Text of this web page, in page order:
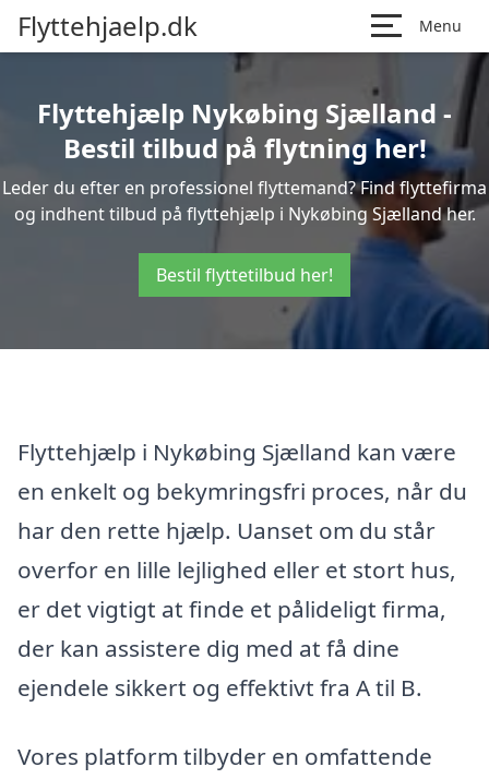
Flyttehjaelp.dk Menu
Flyttehjælp Nykøbing Sjælland -
Bestil tilbud på flytning her!
Leder du efter en professionel flyttemand? Find flyttefirma
og indhent tilbud på flyttehjælp i Nykøbing Sjælland her.
Bestil flyttetilbud her!
Flyttehjælp i Nykøbing Sjælland kan være
en enkelt og bekymringsfri proces, når du
har den rette hjælp. Uanset om du står
overfor en lille lejlighed eller et stort hus,
er det vigtigt at finde et pålideligt firma,
der kan assistere dig med at få dine
ejendele sikkert og effektivt fra A til B.
Vores platform tilbyder en omfattende